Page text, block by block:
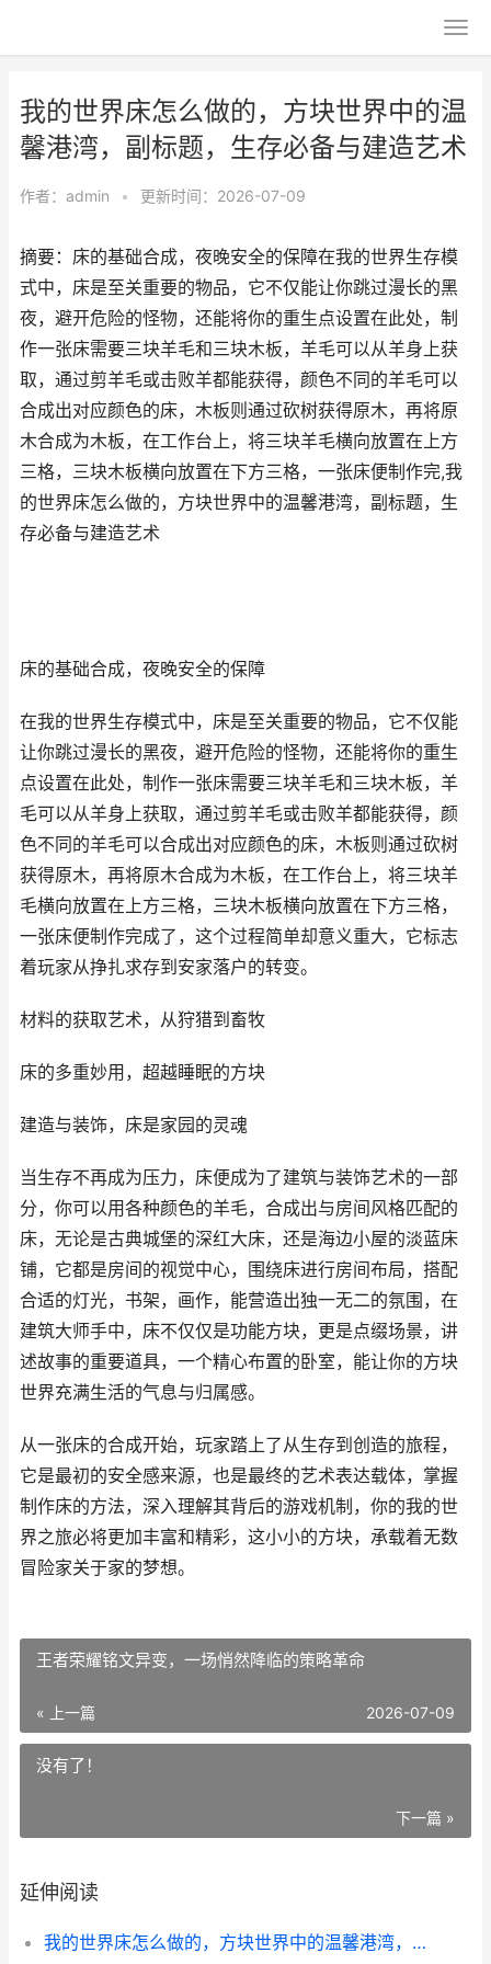
我的世界床怎么做的，方块世界中的温
馨港湾，副标题，生存必备与建造艺术
作者： admin • 更新时间：2026-07-09
摘要：床的基础合成，夜晚安全的保障在我的世界生存模
式中，床是至关重要的物品，它不仅能让你跳过漫长的黑
夜，避开危险的怪物，还能将你的重生点设置在此处，制
作一张床需要三块羊毛和三块木板，羊毛可以从羊身上获
取，通过剪羊毛或击败羊都能获得，颜色不同的羊毛可以
合成出对应颜色的床，木板则通过砍树获得原木，再将原
木合成为木板，在工作台上，将三块羊毛横向放置在上方
三格，三块木板横向放置在下方三格，一张床便制作完,我
的世界床怎么做的，方块世界中的温馨港湾，副标题，生
存必备与建造艺术
床的基础合成，夜晚安全的保障
在我的世界生存模式中，床是至关重要的物品，它不仅能
让你跳过漫长的黑夜，避开危险的怪物，还能将你的重生
点设置在此处，制作一张床需要三块羊毛和三块木板，羊
毛可以从羊身上获取，通过剪羊毛或击败羊都能获得，颜
色不同的羊毛可以合成出对应颜色的床，木板则通过砍树
获得原木，再将原木合成为木板，在工作台上，将三块羊
毛横向放置在上方三格，三块木板横向放置在下方三格，
一张床便制作完成了，这个过程简单却意义重大，它标志
着玩家从挣扎求存到安家落户的转变。
材料的获取艺术，从狩猎到畜牧
床的多重妙用，超越睡眠的方块
建造与装饰，床是家园的灵魂
当生存不再成为压力，床便成为了建筑与装饰艺术的一部
分，你可以用各种颜色的羊毛，合成出与房间风格匹配的
床，无论是古典城堡的深红大床，还是海边小屋的淡蓝床
铺，它都是房间的视觉中心，围绕床进行房间布局，搭配
合适的灯光，书架，画作，能营造出独一无二的氛围，在
建筑大师手中，床不仅仅是功能方块，更是点缀场景，讲
述故事的重要道具，一个精心布置的卧室，能让你的方块
世界充满生活的气息与归属感。
从一张床的合成开始，玩家踏上了从生存到创造的旅程，
它是最初的安全感来源，也是最终的艺术表达载体，掌握
制作床的方法，深入理解其背后的游戏机制，你的我的世
界之旅必将更加丰富和精彩，这小小的方块，承载着无数
冒险家关于家的梦想。
王者荣耀铭文异变，一场悄然降临的策略革命
« 上一篇 2026-07-09
没有了！
下一篇 »
延伸阅读
我的世界床怎么做的，方块世界中的温馨港湾，副标题，生存必备与建造艺术